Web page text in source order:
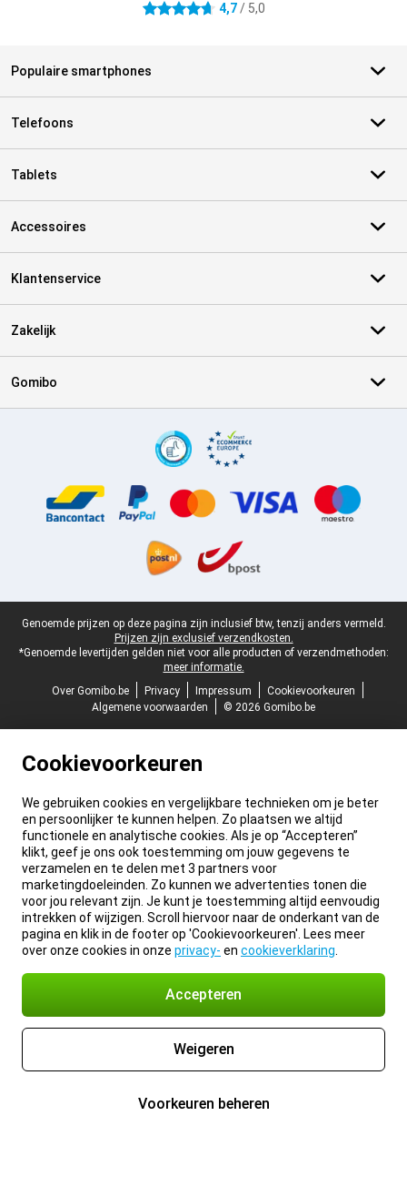
4.7 sterren 4,7/ 5,0
Populaire smartphones
Telefoons
Tablets
Accessoires
Klantenservice
Zakelijk
Gomibo
Juridische voettekst
Genoemde prijzen op deze pagina zijn inclusief btw, tenzij anders vermeld.
Prijzen zijn exclusief verzendkosten.
*Genoemde levertijden gelden niet voor alle producten of verzendmethoden:
meer informatie.
Over Gomibo.be
Privacy Impressum
Cookievoorkeuren
Algemene voorwaarden
© 2026 Gomibo.be
Cookievoorkeuren
We gebruiken cookies en vergelijkbare technieken om je beter
en persoonlijker te kunnen helpen. Zo plaatsen we altijd
functionele en analytische cookies. Als je op “Accepteren”
klikt, geef je ons ook toestemming om jouw gegevens te
verzamelen en te delen met 3 partners voor
marketingdoeleinden. Zo kunnen we advertenties tonen die
voor jou relevant zijn. Je kunt je toestemming altijd eenvoudig
intrekken of wijzigen. Scroll hiervoor naar de onderkant van de
pagina en klik in de footer op 'Cookievoorkeuren'. Lees meer
over onze cookies in onze privacy- en cookieverklaring
Accepteren
Weigeren
Voorkeuren beheren